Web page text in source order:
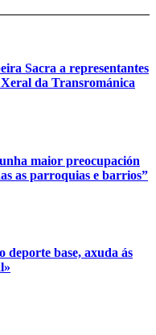
Sacra a representantes
Xeral da Transrománica
maior preocupación
as parroquias e barrios”
deporte base, axuda ás